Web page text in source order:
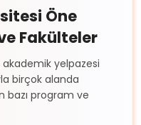
Öne
Fakülteler
akademik yelpazesi
birçok alanda
bazı program ve